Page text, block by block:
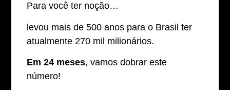
Para você ter noção…
levou mais de 500 anos para o Brasil ter
atualmente 270 mil milionários.
Em 24 meses, vamos dobrar este
número!